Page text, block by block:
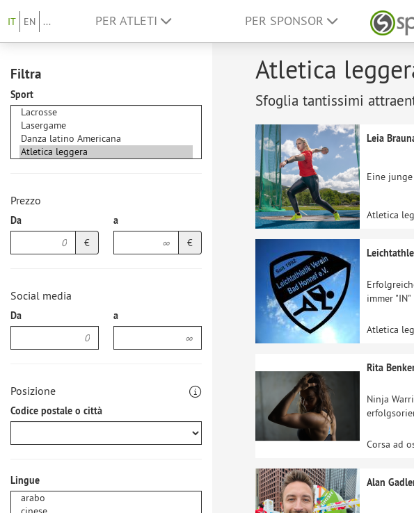
IT EN ... PER ATLETI PER SPONSOR
Filtra
Sport
Prezzo
Da
€
a
€
Social media
Da a
Posizione
Codice postale o città
Lingue
Atletica
Sfoglia tantissimi
Leia
Eine
Atletica
immer "IN"
Atletica
Rita
Ninja
Corsa ad
Alan